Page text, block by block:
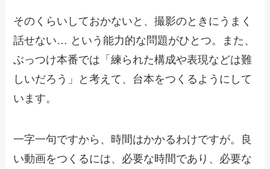
そのくらいしておかないと、撮影のときにうまく
話せない… という能力的な問題がひとつ。また、
ぶっつけ本番では「練られた構成や表現などは難
しいだろう」と考えて、台本をつくるようにして
います。
一字一句ですから、時間はかかるわけですが。良
い動画をつくるには、必要な時間であり、必要な